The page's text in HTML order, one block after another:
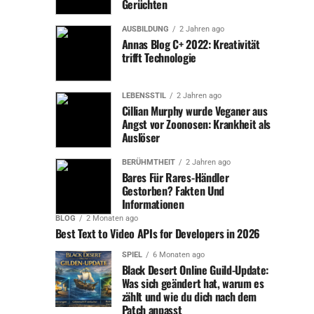
Hummels, der vom Frankfurter Torhüter Kevin Trapp mit
einer Glanzparade entschärft wurde, zeigten, dass
Dortmund gewillt war, früh in Führung zu gehen.
Frankfurt hielt jedoch mit einer disziplinierten
Abwehrleistung dagegen und hatte durch Ansgar Knauff
eine große Chance, in Führung zu gehen. Sein Schuss aus
spitzem Winkel wurde jedoch von Gregor Kobel, dem
Dortmunder Torhüter, brillant pariert.
Jamie Bynoe-Gittens: Der junge
Held des Abends
Die zweite Halbzeit begann ähnlich wie die erste, doch
Dortmund erhöhte den Druck zunehmend. Der
entscheidende Moment des Spiels kam in der 67. Minute,
als Jamie Bynoe-Gittens, der junge englische
Flügelspieler, eingewechselt wurde. Mit seiner Dynamik
Gerüchten
AUSBILDUNG 2 Jahren ago
Annas Blog C+ 2022: Kreativität
trifft Technologie
LEBENSSTIL 2 Jahren ago
Cillian Murphy wurde Veganer aus
Angst vor Zoonosen: Krankheit als
Auslöser
BERÜHMTHEIT 2 Jahren ago
Bares Für Rares-Händler
Gestorben? Fakten Und
Informationen
BLOG 2 Monaten ago
Best Text to Video APIs for Developers in 2026
SPIEL 6 Monaten ago
Black Desert Online Guild-Update:
Was sich geändert hat, warum es
zählt und wie du dich nach dem
Patch anpasst